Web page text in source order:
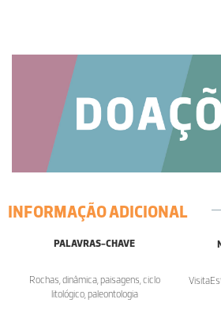
INFORMAÇÃO ADICIONAL
PALAVRAS-CHAVE
Rochas, dinâmica, paisagens, ciclo
litológico, paleontologia